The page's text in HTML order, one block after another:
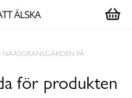
PÅ
för produkten